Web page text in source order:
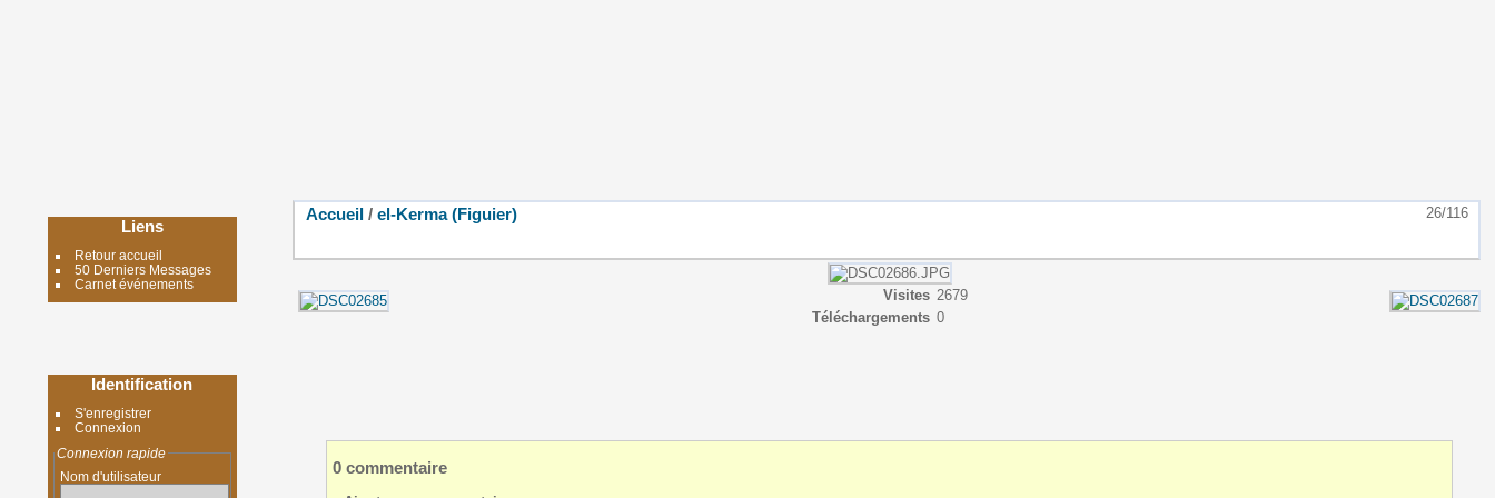
Liens
Retour accueil
50 Derniers Messages
Carnet événements
Identification
S'enregistrer
Connexion
Connexion rapide
Nom d'utilisateur
Accueil / el-Kerma (Figuier) 26/116
Visites 2679
Téléchargements 0
0 commentaire